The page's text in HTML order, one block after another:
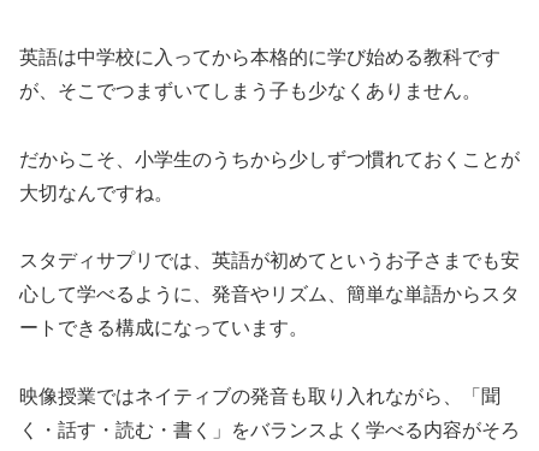
英語は中学校に入ってから本格的に学び始める教科です
が、そこでつまずいてしまう子も少なくありません。
だからこそ、小学生のうちから少しずつ慣れておくことが
大切なんですね。
スタディサプリでは、英語が初めてというお子さまでも安
心して学べるように、発音やリズム、簡単な単語からスタ
ートできる構成になっています。
映像授業ではネイティブの発音も取り入れながら、「聞
く・話す・読む・書く」をバランスよく学べる内容がそろ